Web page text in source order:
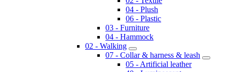
04 - Plush
06 - Plastic
03 - Furniture
04 - Hammock
02 - Walking
07 - Collar & harness & leash
05 - Artificial leather